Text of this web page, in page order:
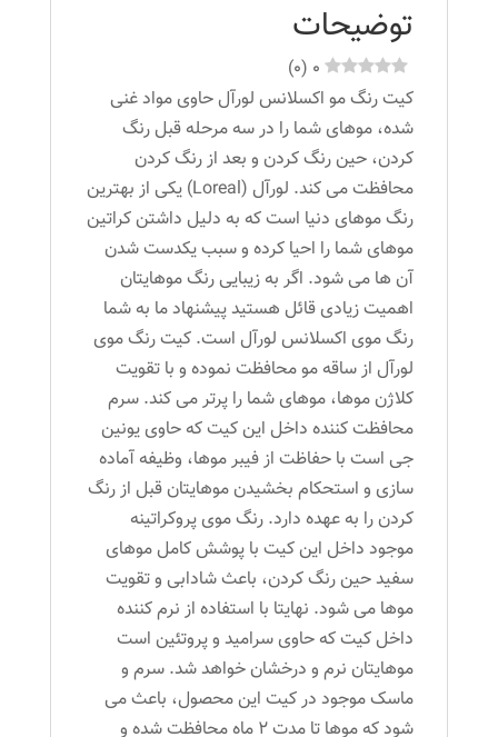
ای
روشن
عدد
توضیحات
0
(
0
)
کیت رنگ مو اکسلانس لورآل حاوی مواد غنی
شده، موهای شما را در سه مرحله قبل رنگ
کردن، حین رنگ کردن و بعد از رنگ کردن
محافظت می کند. لورآل (Loreal) یکی از بهترین
رنگ موهای دنیا است که به دلیل داشتن کراتین
موهای شما را احیا کرده و سبب یکدست شدن
آن ها می شود. اگر به زیبایی رنگ موهایتان
اهمیت زیادی قائل هستید پیشنهاد ما به شما
رنگ موی اکسلانس لورآل است. کیت رنگ موی
لورآل از ساقه مو محافظت نموده و با تقویت
کلاژن موها، موهای شما را پرتر می کند. سرم
محافظت کننده داخل این کیت که حاوی یونین
جی است با حفاظت از فیبر موها، وظیفه آماده
سازی و استحکام بخشیدن موهایتان قبل از رنگ
کردن را به عهده دارد. رنگ موی پروکراتینه
موجود داخل این کیت با پوشش کامل موهای
سفید حین رنگ کردن، باعث شادابی و تقویت
موها می شود. نهایتا با استفاده از نرم کننده
داخل کیت که حاوی سرامید و پروتئین است
موهایتان نرم و درخشان خواهد شد. سرم و
ماسک موجود در کیت این محصول، باعث می
شود که موها تا مدت 2 ماه محافظت شده و